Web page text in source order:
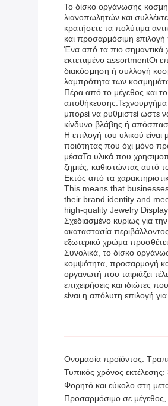
Το δίσκο οργάνωσης
λιανοπωλητών και
κρατήσετε τα πολύτιμα
και προσαρμόσιμη
Ένα από τα πιο σημαντικά
εκτεταμένο assortmentΟι
διακόσμηση ή συλλογή
λαμπρότητα των
Πέρα από το μέγεθος και
μπορεί να ρυθμιστεί ώστε
κίνδυνο βλάβης ή
Η επιλογή του υλικού
ποιότητας που όχι μόνο
μέσαΤα υλικά που
ζημιές, καθιστώντας αυτό
Εκτός από τα
This means that
their brand identity and
high-quality Jewelry
Σχεδιασμένο κυρίως για
ακαταστασία
εξωτερικό χρώμα
Συνολικά, το δίσκο
κομψότητα, προσαρμογή
οργανωτή που ταιριάζει
επιχειρήσεις και ιδιώτες
είναι η απόλυτη επιλογή
Ονομασία προϊόντος:
Τυπικός χρόνος
Φορητό και εύκολο στη
Προσαρμόσιμο σε μέγεθος,